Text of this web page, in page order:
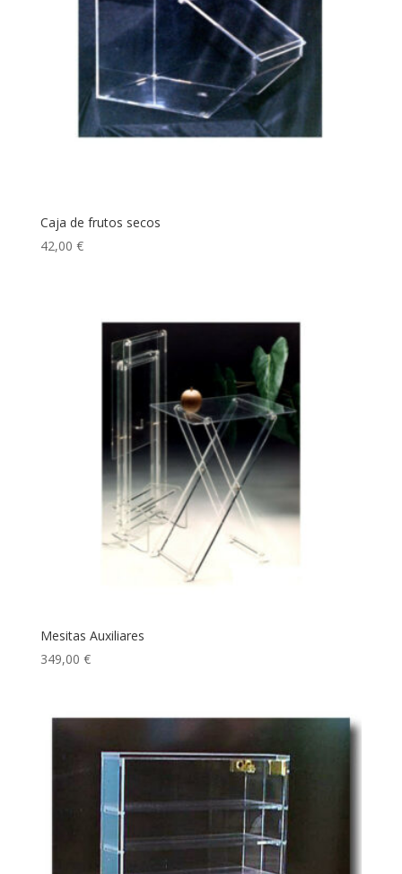
Caja de frutos secos
42,00 €
Mesitas Auxiliares
349,00 €